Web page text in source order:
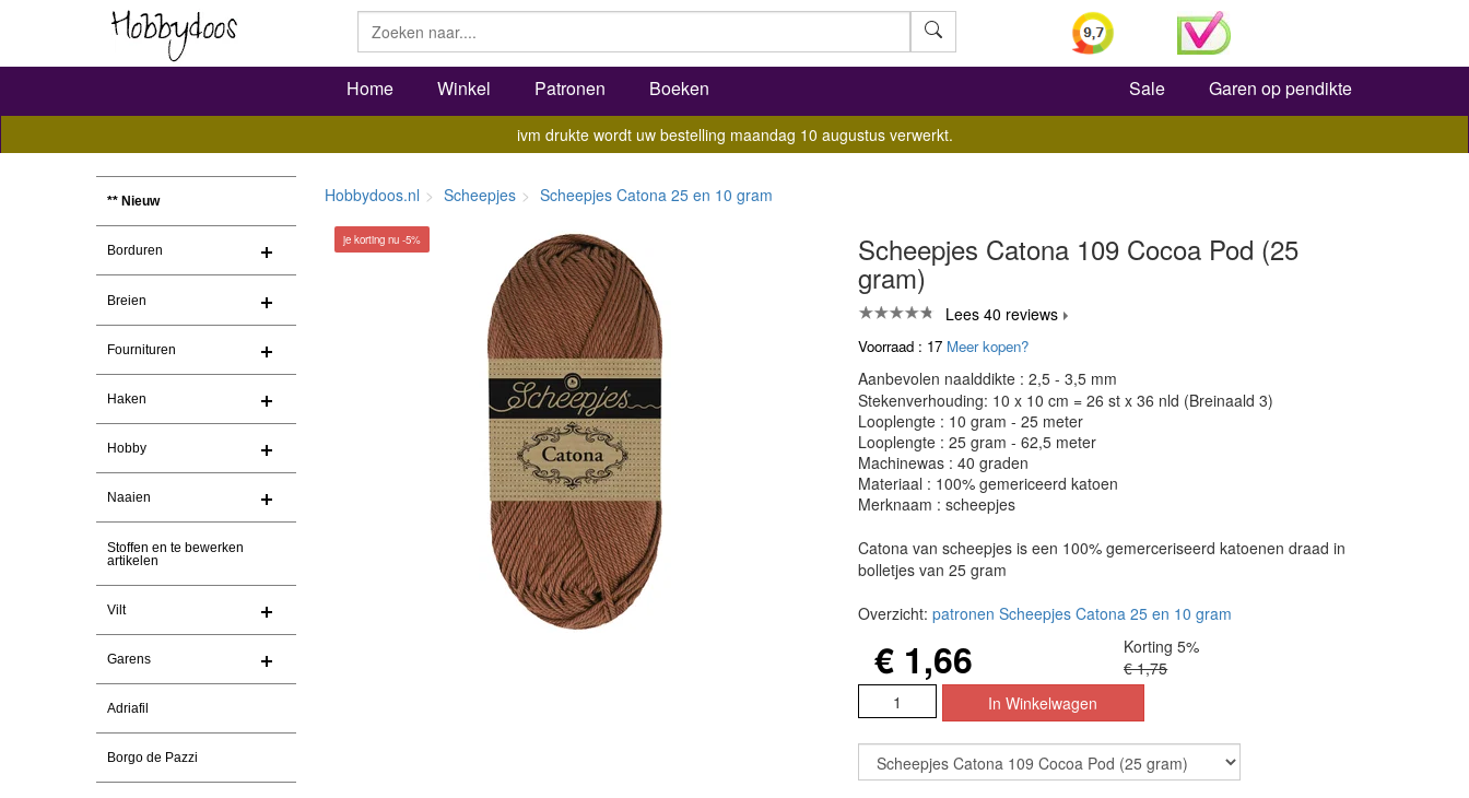
Zoeken
Home Winkel Patronen Boeken Sale Garen op pendikte
ivm drukte wordt uw bestelling maandag 10 augustus verwerkt.
** Nieuw
Borduren
Breien
Fournituren
Haken
Hobby
Naaien
Stoffen en te bewerken
artikelen
Vilt
Garens
Adriafil
Borgo de Pazzi
Hobbydoos.nl Scheepjes Scheepjes Catona 25 en 10 gram
je korting nu -5% Scheepjes Catona 109 Cocoa Pod (25
gram)
Lees 40 reviews
Voorraad : 17 Meer kopen?
Aanbevolen naalddikte : 2,5 - 3,5 mm
Stekenverhouding: 10 x 10 cm = 26 st x 36 nld (Breinaald 3)
Looplengte : 10 gram - 25 meter
Looplengte : 25 gram - 62,5 meter
Machinewas : 40 graden
Materiaal : 100% gemericeerd katoen
Merknaam : scheepjes
Catona van scheepjes is een 100% gemerceriseerd katoenen draad in
bolletjes van 25 gram
Overzicht: patronen Scheepjes Catona 25 en 10 gram
€ 1,66
Korting 5%
€ 1,75